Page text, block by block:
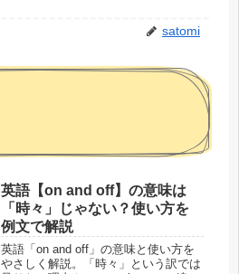
satomi
英語【on and off】の意味は
「時々」じゃない？使い方を
例文で解説
英語「on and off」の意味と使い方を
やさしく解説。「時々」という訳では